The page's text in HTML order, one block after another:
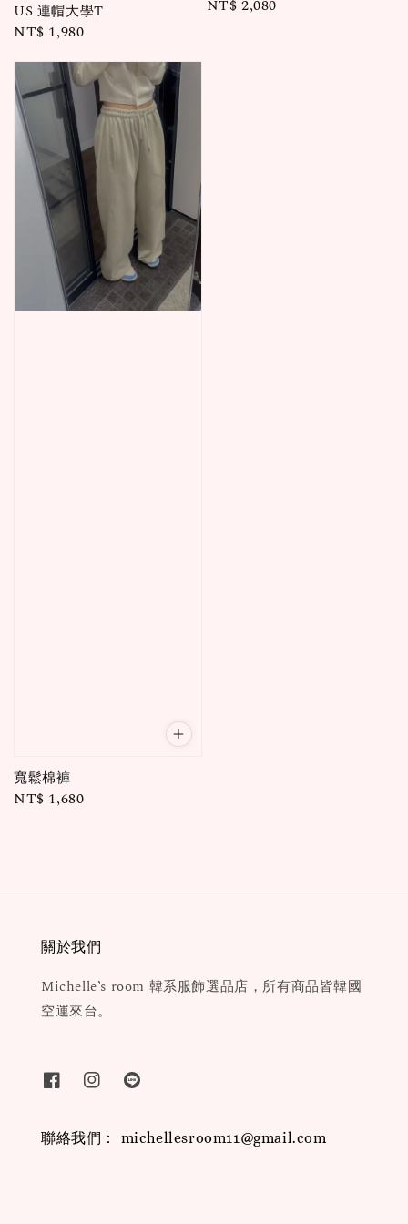
US 連帽大學T
Regular
NT$ 1,980
Regular
NT$ 2,080
寬鬆棉褲
Regular
NT$ 1,680
關於我們
Michelle’s room 韓系服飾選品店，所有商品皆韓國
空運來台。
聯絡我們： michellesroom11@gmail.com